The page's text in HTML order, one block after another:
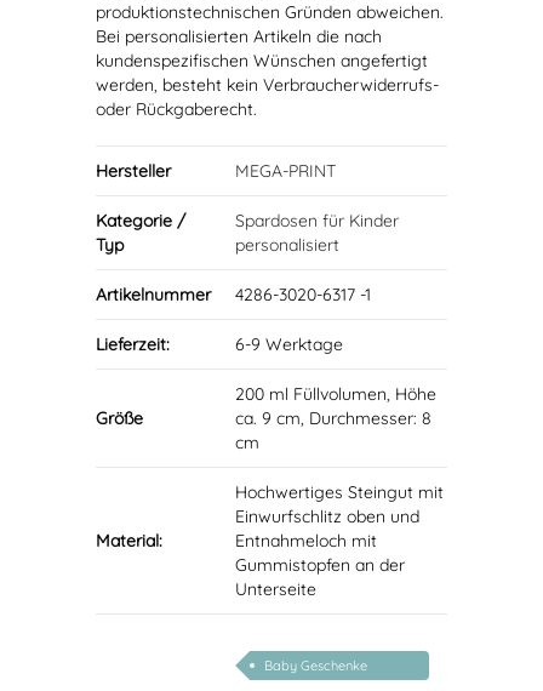
produktionstechnischen Gründen abweichen.
Bei personalisierten Artikeln die nach
kundenspezifischen Wünschen angefertigt
werden, besteht kein Verbraucherwiderrufs-
oder Rückgaberecht.
Hersteller MEGA-PRINT
Kategorie /
Typ
Spardosen für Kinder
personalisiert
Artikelnummer 4286-3020-6317 -1
Lieferzeit: 6-9 Werktage
Größe
200 ml Füllvolumen, Höhe
ca. 9 cm, Durchmesser: 8
cm
Material:
Hochwertiges Steingut mit
Einwurfschlitz oben und
Entnahmeloch mit
Gummistopfen an der
Unterseite
Baby Geschenke